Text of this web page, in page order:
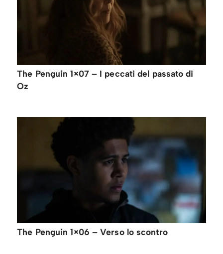
The Penguin 1×07 – I peccati del passato di
Oz
The Penguin 1×06 – Verso lo scontro